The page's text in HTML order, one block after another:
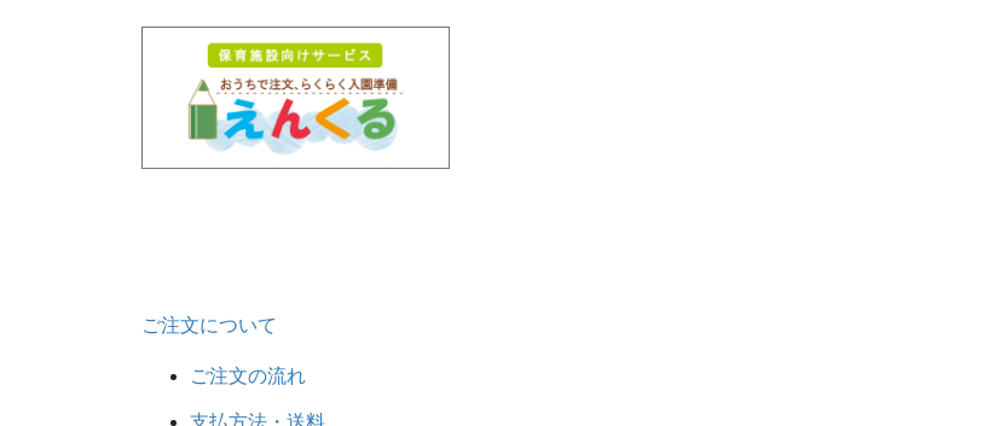
ご注文について
ご注文の流れ